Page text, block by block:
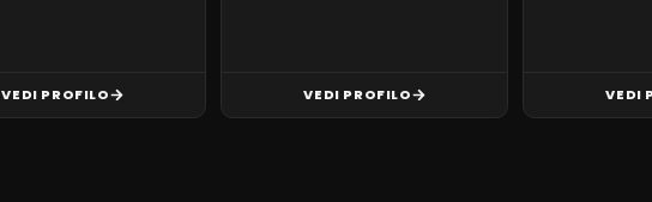
VEDI PROFILO VEDI PROFILO VEDI